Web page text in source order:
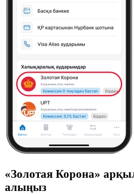
«Золотая Корона»
алыңыз